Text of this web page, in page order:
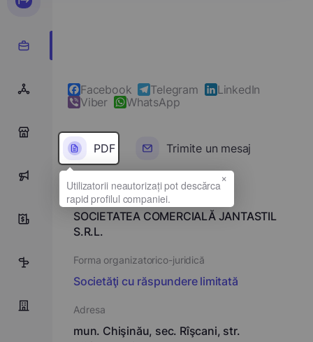
10
3
Facebook Telegram
LinkedIn
Viber
WhatsApp
PDF Trimite un mesaj
Denumirea completă
SOCIETATEA COMERCIALĂ JANTASTIL
S.R.L.
Forma organizatorico-juridică
Societăţi cu răspundere limitată
Adresa
mun. Chişinău, sec. Rîşcani, str.
×